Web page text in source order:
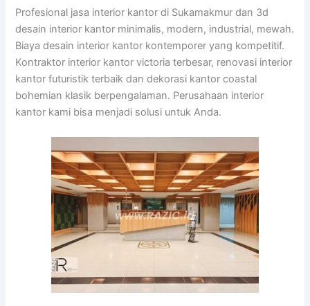
Profesional jasa interior kantor di Sukamakmur dan 3d
desain interior kantor minimalis, modern, industrial, mewah.
Biaya desain interior kantor kontemporer yang kompetitif.
Kontraktor interior kantor victoria terbesar, renovasi interior
kantor futuristik terbaik dan dekorasi kantor coastal
bohemian klasik berpengalaman. Perusahaan interior
kantor kami bisa menjadi solusi untuk Anda.